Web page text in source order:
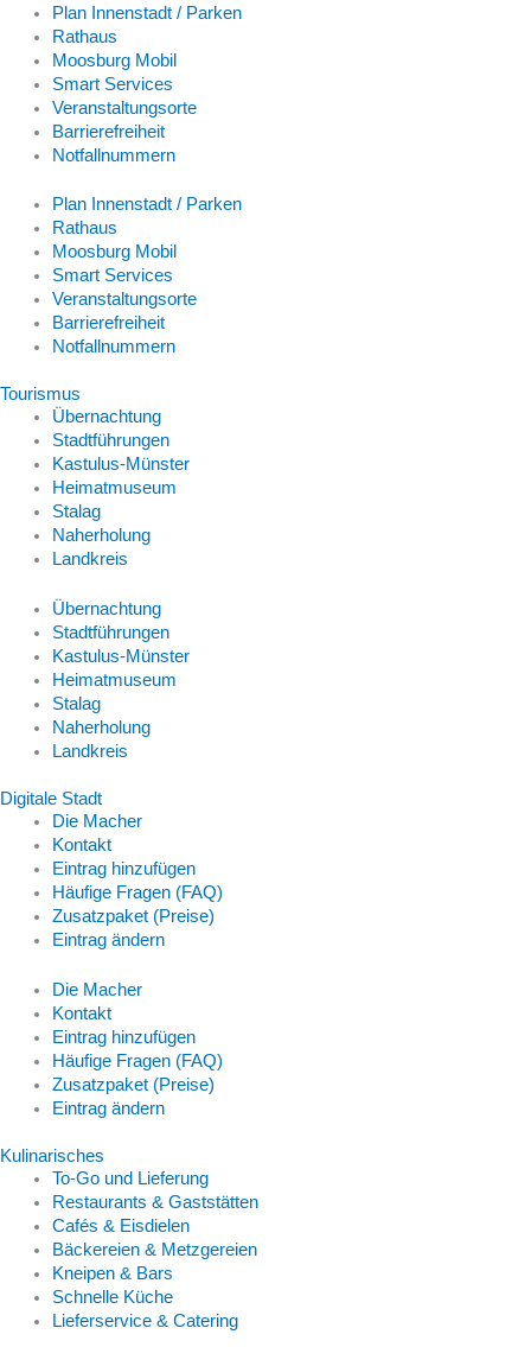
Plan Innenstadt / Parken
Rathaus
Moosburg Mobil
Smart Services
Veranstaltungsorte
Barrierefreiheit
Notfallnummern
Plan Innenstadt / Parken
Rathaus
Moosburg Mobil
Smart Services
Veranstaltungsorte
Barrierefreiheit
Notfallnummern
Tourismus
Übernachtung
Stadtführungen
Kastulus-Münster
Heimatmuseum
Stalag
Naherholung
Landkreis
Übernachtung
Stadtführungen
Kastulus-Münster
Heimatmuseum
Stalag
Naherholung
Landkreis
Digitale Stadt
Die Macher
Kontakt
Eintrag hinzufügen
Häufige Fragen (FAQ)
Zusatzpaket (Preise)
Eintrag ändern
Die Macher
Kontakt
Eintrag hinzufügen
Häufige Fragen (FAQ)
Zusatzpaket (Preise)
Eintrag ändern
Kulinarisches
To-Go und Lieferung
Restaurants & Gaststätten
Cafés & Eisdielen
Bäckereien & Metzgereien
Kneipen & Bars
Schnelle Küche
Lieferservice & Catering